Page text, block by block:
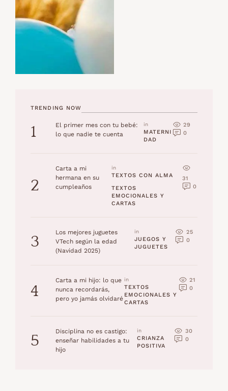
TRENDING NOW
1
El primer mes con tu bebé:
lo que nadie te cuenta
in
MATERNI
DAD
29
0
2
Carta a mi
hermana en su
cumpleaños
in
TEXTOS CON ALMA
TEXTOS
EMOCIONALES Y
CARTAS
31
0
3
Los mejores juguetes
VTech según la edad
(Navidad 2025)
in
JUEGOS Y
JUGUETES
25
0
4
Carta a mi hijo: lo que
nunca recordarás,
pero yo jamás olvidaré
in
TEXTOS
EMOCIONALES Y
CARTAS
21
0
5
Disciplina no es castigo:
enseñar habilidades a tu
hijo
in
CRIANZA
POSITIVA
30
0